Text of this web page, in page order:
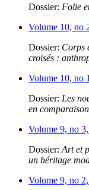
Dossier: Folie
Volume 10, no
Dossier: Corps
croisés :
Volume 10, no
Dossier: Les
en comparaison
Volume 9, no
Dossier: Art et
un héritage
Volume 9, no